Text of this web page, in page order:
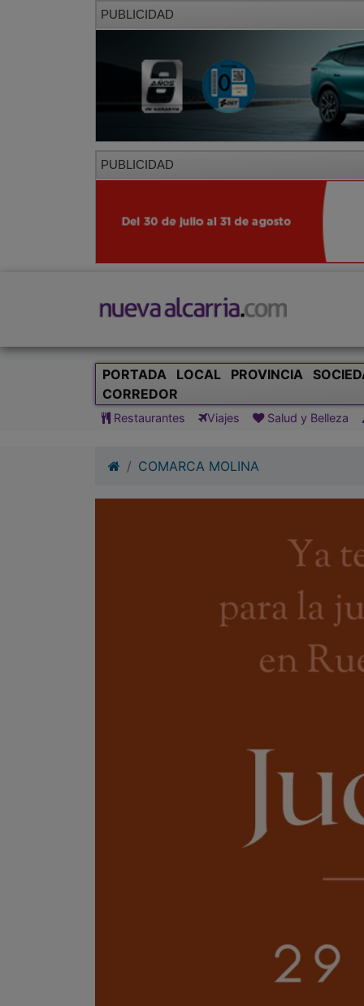
PUBLICIDAD
PUBLICIDAD
PORTADA LOCAL PROVINCIA
CORREDOR
Restaurantes Viajes Salud y Belleza
COMARCA MOLINA